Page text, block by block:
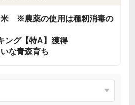
米 ※農薬の使用は種籾消毒の
ング【特A】獲得
な青森育ち